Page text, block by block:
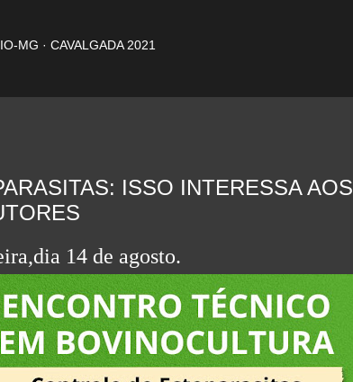
MG CAVALGADA 2021
ISSO INTERESSA AOS
14 de agosto.